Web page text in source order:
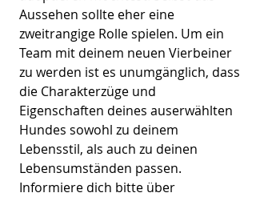
Aussehen sollte eher eine
zweitrangige Rolle spielen. Um ein
Team mit deinem neuen Vierbeiner
zu werden ist es unumgänglich, dass
die Charakterzüge und
Eigenschaften deines auserwählten
Hundes sowohl zu deinem
Lebensstil, als auch zu deinen
Lebensumständen passen.
Informiere dich bitte über